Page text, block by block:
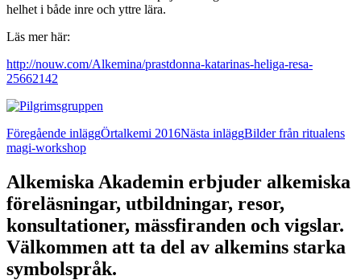
helhet i både inre och yttre lära.
Läs mer här:
http://nouw.com/Alkemina/prastdonna-katarinas-heliga-resa-
25662142
Inläggsnavigering
Föregående inläggÖrtalkemi 2016Nästa inläggBilder från ritualens
magi-workshop
Alkemiska Akademin erbjuder alkemiska
föreläsningar, utbildningar, resor,
konsultationer, mässfiranden och vigslar.
Välkommen att ta del av alkemins starka
symbolspråk.